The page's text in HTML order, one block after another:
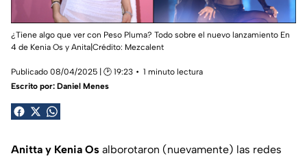
¿Tiene algo que ver con Peso Pluma? Todo sobre el nuevo lanzamiento En
4 de Kenia Os y Anita|Crédito: Mezcalent
Publicado 08/04/2025 | 🕑 19:23
1 minuto lectura
Escrito por: Daniel Menes
Anitta y Kenia Os alborotaron (nuevamente) las redes